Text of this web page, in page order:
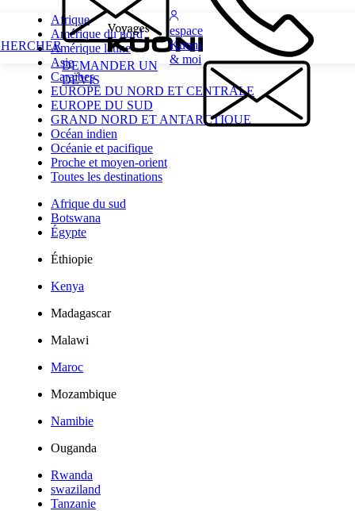
DEMANDER UN
DEVIS
espace
Kuoni
& moi
Afrique
Amérique du nord
Amérique latine
Asie
Caraïbes
EUROPE DU NORD ET CENTRALE
EUROPE DU SUD
GRAND NORD ET ANTARCTIQUE
Océan indien
Océanie et pacifique
Proche et moyen-orient
Toutes les destinations
Afrique du sud
Botswana
Égypte
Éthiopie
Kenya
Madagascar
Malawi
Maroc
Mozambique
Namibie
Ouganda
Rwanda
swaziland
Tanzanie